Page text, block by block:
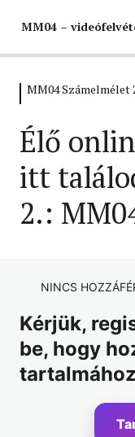
MM04 –
MM04
Élő online óra
MM04)
MM04 Számelmélet
Élő
itt
2.:
NINCS
Kérjük,
be, hogy